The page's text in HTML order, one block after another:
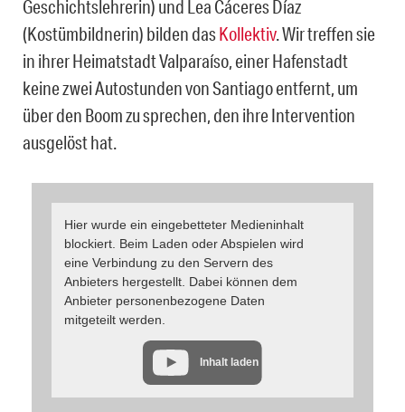
Geschichtslehrerin) und Lea Cáceres Díaz
(Kostümbildnerin) bilden dasKollektiv. Wir treffen sie
in ihrer Heimatstadt Valparaíso, einer Hafenstadt
keine zwei Autostunden von Santiago entfernt, um
über den Boom zu sprechen, den ihre Intervention
ausgelöst hat.
Hier wurde ein eingebetteter Medieninhalt
blockiert. Beim Laden oder Abspielen wird
eine Verbindung zu den Servern des
Anbieters hergestellt. Dabei können dem
Anbieter personenbezogene Daten
mitgeteilt werden.
Inhalt laden